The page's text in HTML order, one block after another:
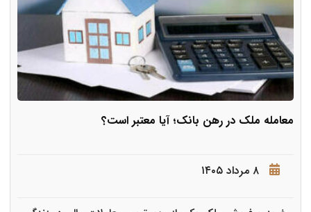
معامله ملک در رهن بانک؛ آیا معتبر است؟
۸ مرداد ۱۴۰۵